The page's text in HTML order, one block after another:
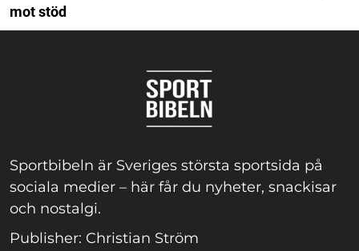
mot stöd
Sportbibeln är Sveriges största sportsida på
sociala medier – här får du nyheter, snackisar
och nostalgi.
Publisher: Christian Ström